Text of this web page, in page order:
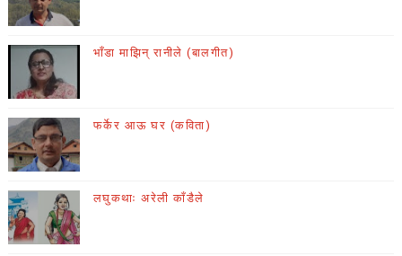
भाँडा माझिन् रानीले (बालगीत)
फर्केर आऊ घर (कविता)
लघुकथाः अरेली काँडैले